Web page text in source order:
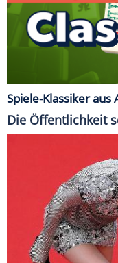
Spiele-Klassiker aus
Die Öffentlichkeit